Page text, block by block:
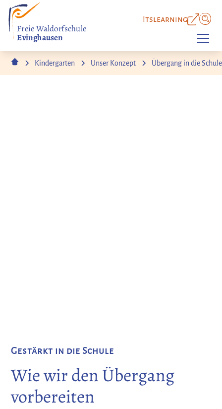
Freie Waldorfschule
Evinghausen
Itslearning
Kindergarten Unser Konzept Übergang in die Schule
Gestärkt in die Schule
Wie wir den Übergang
vorbereiten